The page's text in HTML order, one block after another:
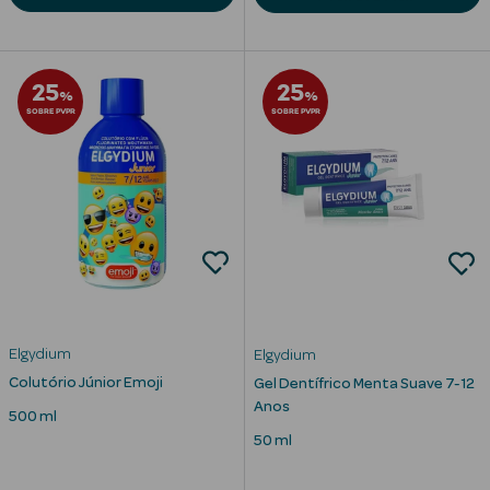
Corporais
Acessórios
Ver Tudo
Cosmética
Hidratantes
25%
SOBRE PVPR
Elgydium
Colutório Júnior Emoji
500 ml
25%
SOBRE PVPR
Elgydium
Gel Dentífrico Menta Suave 7-12
Anos
50 ml